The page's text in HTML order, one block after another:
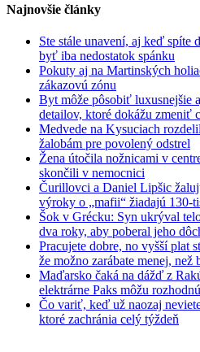
Najnovšie články
Ste stále unavení, aj keď spíte
byť iba nedostatok spánku
Pokuty aj na Martinských
zákazovú zónu
Byt môže pôsobiť luxusnejšie
detailov, ktoré dokážu zmeniť
Medvede na Kysuciach
žalobám pre povolený odstrel
Žena útočila nožnicami v
skončili v nemocnici
Čurillovci a Daniel Lipšic
výroky o „mafii“ žiadajú 130-
Šok v Grécku: Syn ukrýval
dva roky, aby poberal jeho
Pracujete dobre, no vyšší plat
že možno zarábate menej, než
Maďarsko čaká na dážď z
elektrárne Paks môžu
Čo variť, keď už naozaj
ktoré zachránia celý týždeň